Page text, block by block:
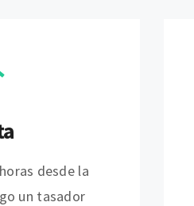
desde la
un tasador